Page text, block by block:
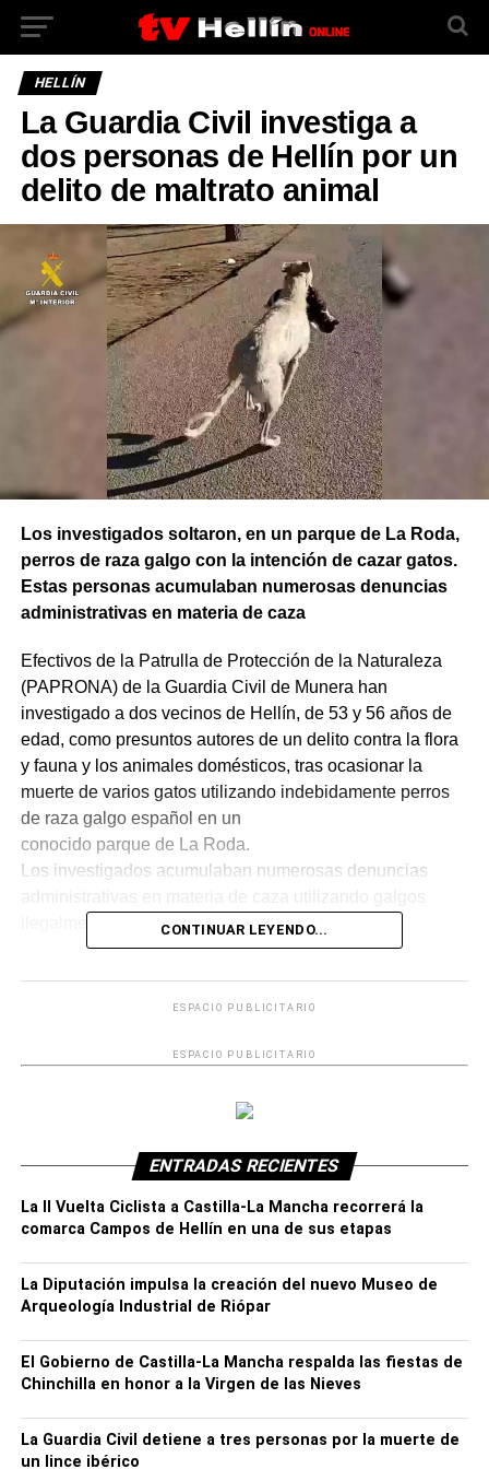
HELLÍN
La Guardia Civil investiga a
dos personas de Hellín por un
delito de maltrato animal
Los investigados soltaron, en un parque de La Roda,
perros de raza galgo con la intención de cazar gatos.
Estas personas acumulaban numerosas denuncias
administrativas en materia de caza
Efectivos de la Patrulla de Protección de la Naturaleza
(PAPRONA) de la Guardia Civil de Munera han
investigado a dos vecinos de Hellín, de 53 y 56 años de
edad, como presuntos autores de un delito contra la flora
y fauna y los animales domésticos, tras ocasionar la
muerte de varios gatos utilizando indebidamente perros
de raza galgo español en un
conocido parque de La Roda.
Los investigados acumulaban numerosas denuncias
Actuaciones
SEPRONA de Munera tuvieron conocimiento, por medio
algunos ejemplares de gato doméstico pertenecientes a
albacetense de La Roda.
Durante las gestiones que realizó la Guardia Civil, para
CONTINUAR LEYENDO...
ESPACIO PUBLICITARIO
ESPACIO PUBLICITARIO
ENTRADAS RECIENTES
La II Vuelta Ciclista a Castilla-La Mancha recorrerá la
comarca Campos de Hellín en una de sus etapas
La Diputación impulsa la creación del nuevo Museo de
Arqueología Industrial de Riópar
El Gobierno de Castilla-La Mancha respalda las fiestas de
Chinchilla en honor a la Virgen de las Nieves
La Guardia Civil detiene a tres personas por la muerte de
un lince ibérico